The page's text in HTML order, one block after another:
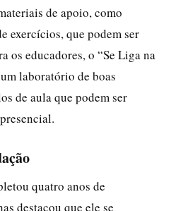
de apoio, como
exercícios, que podem ser
os educadores, o “Se Liga na
laboratório de boas
de aula que podem ser
quatro anos de
destacou que ele se